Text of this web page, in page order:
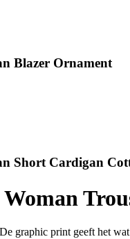
Blazer Ornament
Short Cardigan
graphic print geeft het wat